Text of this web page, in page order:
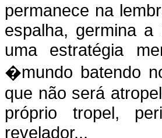
permanece na
espalha, germina
uma estratégia
�mundo batendo
que não será
próprio tropel,
revelador...